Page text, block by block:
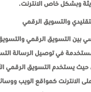
وبشكل خاص الانترنت.
والتسويق الرقمي
بين التسويق الرقمي
في توصيل الرسالة
يستخدم التسويق الرقمي
الانترنت كمواقع الويب